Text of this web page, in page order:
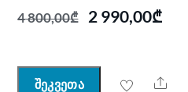
4 800,00₾
Original
4 800,00₾.
2 990,00₾
2
შეკვეთა